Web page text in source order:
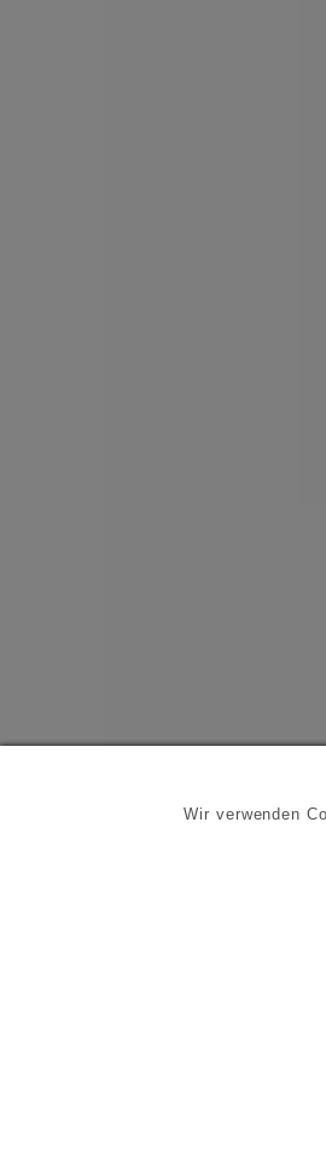
Wir verwenden